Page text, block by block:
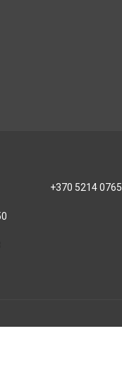
+370 5214 0765